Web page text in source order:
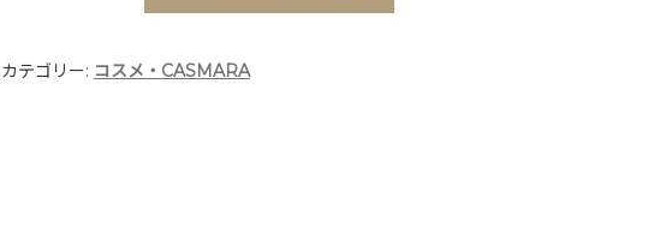
カテゴリー: コスメ・CASMARA